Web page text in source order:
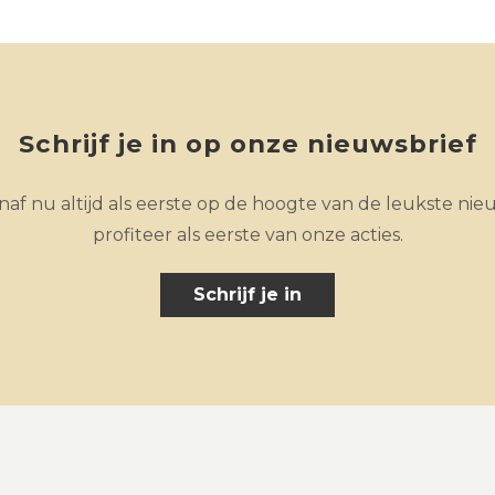
Schrijf je in op onze nieuwsbrief
nu altijd als eerste op de hoogte van de leukste
profiteer als eerste van onze acties.
Schrijf je in